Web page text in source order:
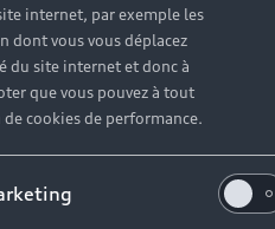
internet, par exemple les
dont vous vous déplacez
du site internet et donc à
que vous pouvez à tout
cookies de performance.